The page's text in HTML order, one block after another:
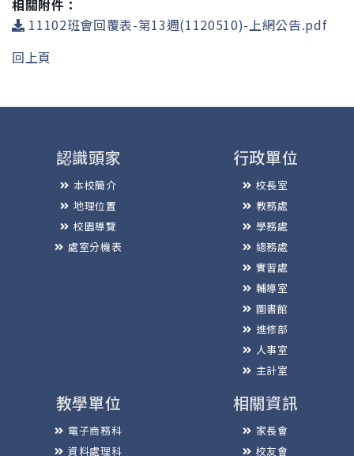
相關附件：
11102班會回覆表-第13週(1120510)-上網公告.pdf
回上頁
認識頭家
本校簡介
地理位置
校園導覽
處室分機表
行政單位
校長室
教務處
學務處
總務處
實習處
輔導室
圖書館
進修部
人事室
主計室
教學單位
電子商務科
資料處理科
相關資訊
家長會
校友會